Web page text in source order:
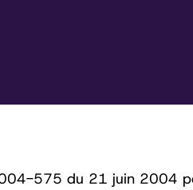
575 du 21 juin 2004